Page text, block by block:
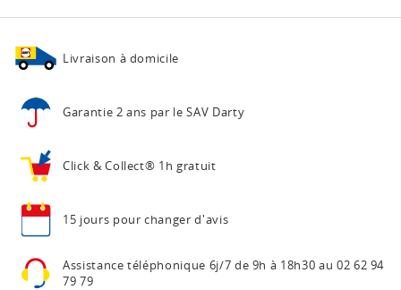
Livraison à domicile
Garantie 2 ans par le SAV Darty
Click & Collect® 1h gratuit
15 jours pour changer d'avis
Assistance téléphonique 6j/7 de 9h à 18h30 au 02 62 94
79 79